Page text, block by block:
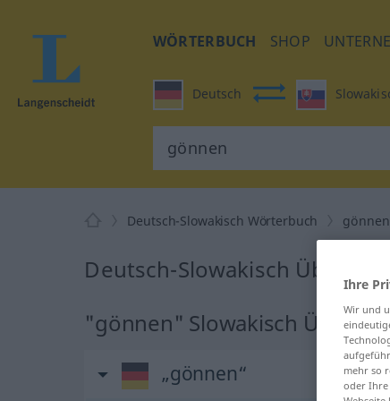
WÖRTERBUCH SHOP
Deutsch
Deutsch-Slowakisch Wörterbuch gönnen
Deutsch-Slowakisch
"gönnen" Slowakisch
„gönnen“
Ihre
Wir und
mehr so
oder Ihre